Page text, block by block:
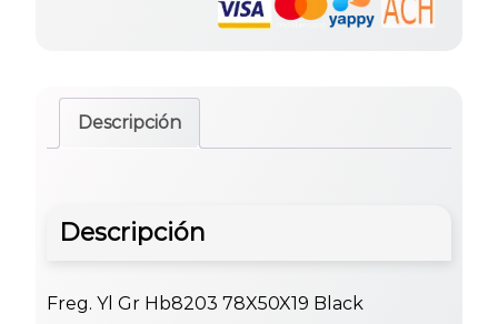
Descripción
Descripción
Freg. Yl Gr Hb8203 78X50X19 Black